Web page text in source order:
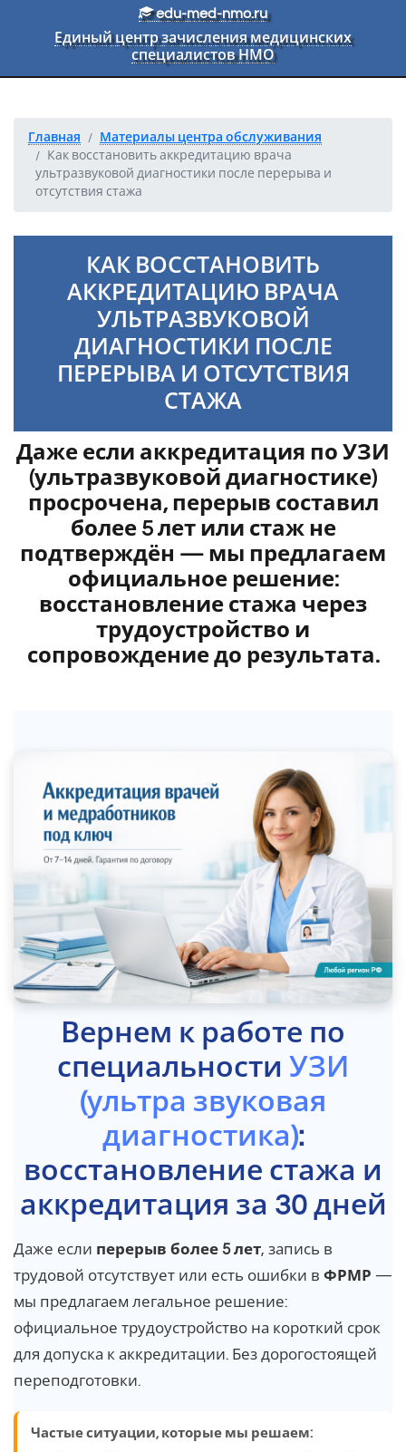
Перейти к основному текстуedu-med-nmo.ru
Единый центр зачисления медицинских
специалистов НМО
Главная
Материалы центра обслуживания
Как восстановить аккредитацию врача
ультразвуковой диагностики после перерыва и
отсутствия стажа
КАК ВОССТАНОВИТЬ
АККРЕДИТАЦИЮ ВРАЧА
УЛЬТРАЗВУКОВОЙ
ДИАГНОСТИКИ ПОСЛЕ
ПЕРЕРЫВА И ОТСУТСТВИЯ
СТАЖА
Даже если аккредитация по УЗИ
(ультразвуковой диагностике)
просрочена, перерыв составил
более 5 лет или стаж не
подтверждён — мы предлагаем
официальное решение:
восстановление стажа через
трудоустройство и
сопровождение до результата.
Вернем к работе по
специальности УЗИ
(ультра звуковая
диагностика):
восстановление стажа и
аккредитация за 30 дней
Даже если перерыв более 5 лет, запись в
трудовой отсутствует или есть ошибки в ФРМР —
мы предлагаем легальное решение:
официальное трудоустройство на короткий срок
для допуска к аккредитации. Без дорогостоящей
переподготовки.
Частые ситуации, которые мы решаем: